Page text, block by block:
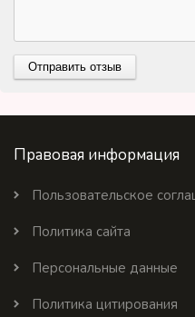
Правовая информация
Пользовательское
Политика сайта
Персональные данные
Политика цитирования